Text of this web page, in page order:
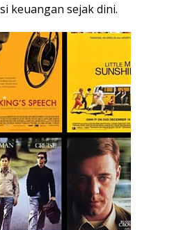
keuangan sejak dini.